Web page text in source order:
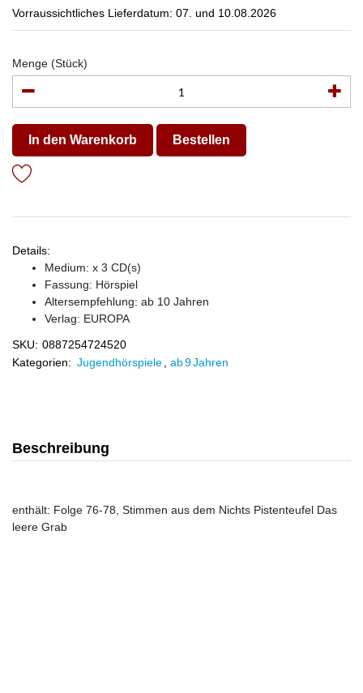
Vorraussichtliches Lieferdatum: 07. und 10.08.2026
Menge (Stück)
In den Warenkorb Bestellen
Details:
Medium: x 3 CD(s)
Fassung: Hörspiel
Altersempfehlung: ab 10 Jahren
Verlag: EUROPA
SKU: 0887254724520
Kategorien: Jugendhörspiele ab 9 Jahren
Beschreibung
enthält: Folge 76-78, Stimmen aus dem Nichts Pistenteufel Das
leere Grab